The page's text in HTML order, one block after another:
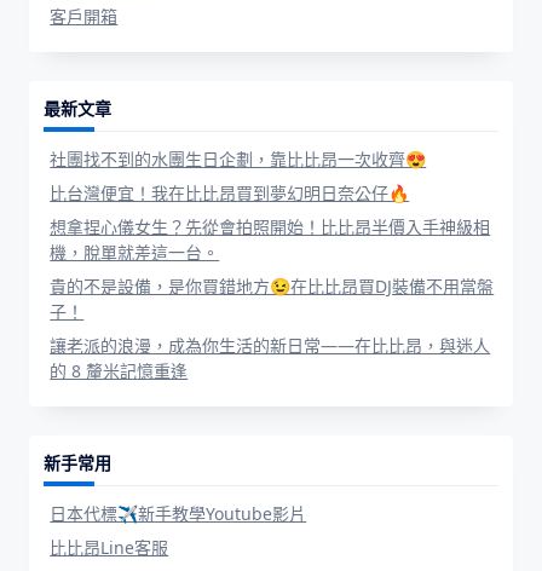
客戶開箱
最新文章
社團找不到的水團生日企劃，靠比比昂一次收齊😍
比台灣便宜！我在比比昂買到夢幻明日奈公仔🔥
想拿捏心儀女生？先從會拍照開始！比比昂半價入手神級相
機，脫單就差這一台。
貴的不是設備，是你買錯地方😉在比比昂買DJ裝備不用當盤
子！
讓老派的浪漫，成為你生活的新日常——在比比昂，與迷人
的 8 釐米記憶重逢
新手常用
日本代標✈新手教學Youtube影片
比比昂Line客服